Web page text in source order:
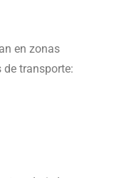
en zonas
de transporte: